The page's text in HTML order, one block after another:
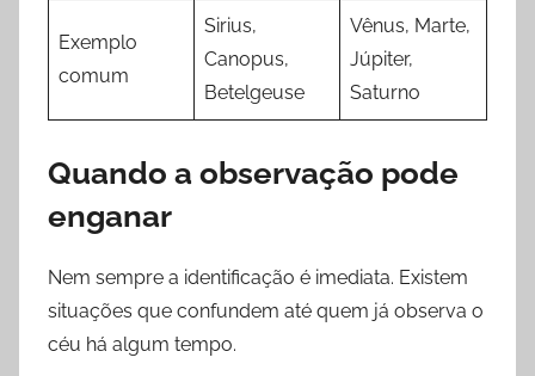
Exemplo
comum
Sirius,
Canopus,
Betelgeuse
Vênus, Marte,
Júpiter,
Saturno
Quando a observação pode
enganar
Nem sempre a identificação é imediata. Existem
situações que confundem até quem já observa o
céu há algum tempo.